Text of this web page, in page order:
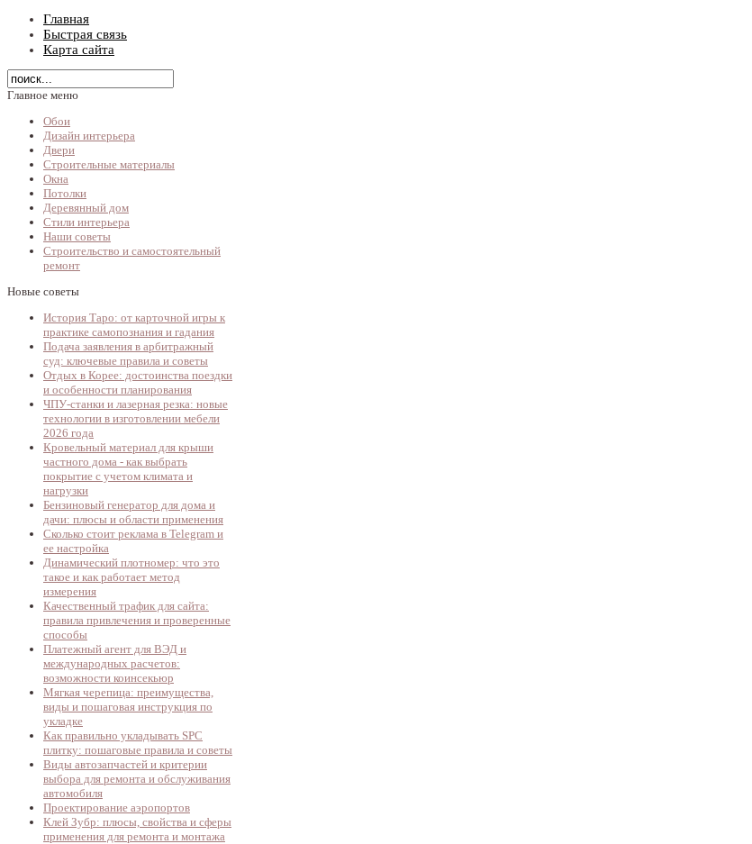
Главная
Быстрая связь
Карта сайта
Главное меню
Обои
Дизайн интерьера
Двери
Строительные материалы
Окна
Потолки
Деревянный дом
Стили интерьера
Наши советы
Строительство и самостоятельный
ремонт
Новые советы
История Таро: от карточной игры к
практике самопознания и гадания
Подача заявления в арбитражный
суд: ключевые правила и советы
Отдых в Корее: достоинства поездки
и особенности планирования
ЧПУ-станки и лазерная резка: новые
технологии в изготовлении мебели
2026 года
Кровельный материал для крыши
частного дома - как выбрать
покрытие с учетом климата и
нагрузки
Бензиновый генератор для дома и
дачи: плюсы и области применения
Сколько стоит реклама в Telegram и
ее настройка
Динамический плотномер: что это
такое и как работает метод
измерения
Качественный трафик для сайта:
правила привлечения и проверенные
способы
Платежный агент для ВЭД и
международных расчетов:
возможности коинсекьюр
Мягкая черепица: преимущества,
виды и пошаговая инструкция по
укладке
Как правильно укладывать SPC
плитку: пошаговые правила и советы
Виды автозапчастей и критерии
выбора для ремонта и обслуживания
автомобиля
Проектирование аэропортов
Клей Зубр: плюсы, свойства и сферы
применения для ремонта и монтажа